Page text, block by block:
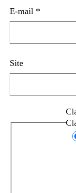
E-mail *
Site